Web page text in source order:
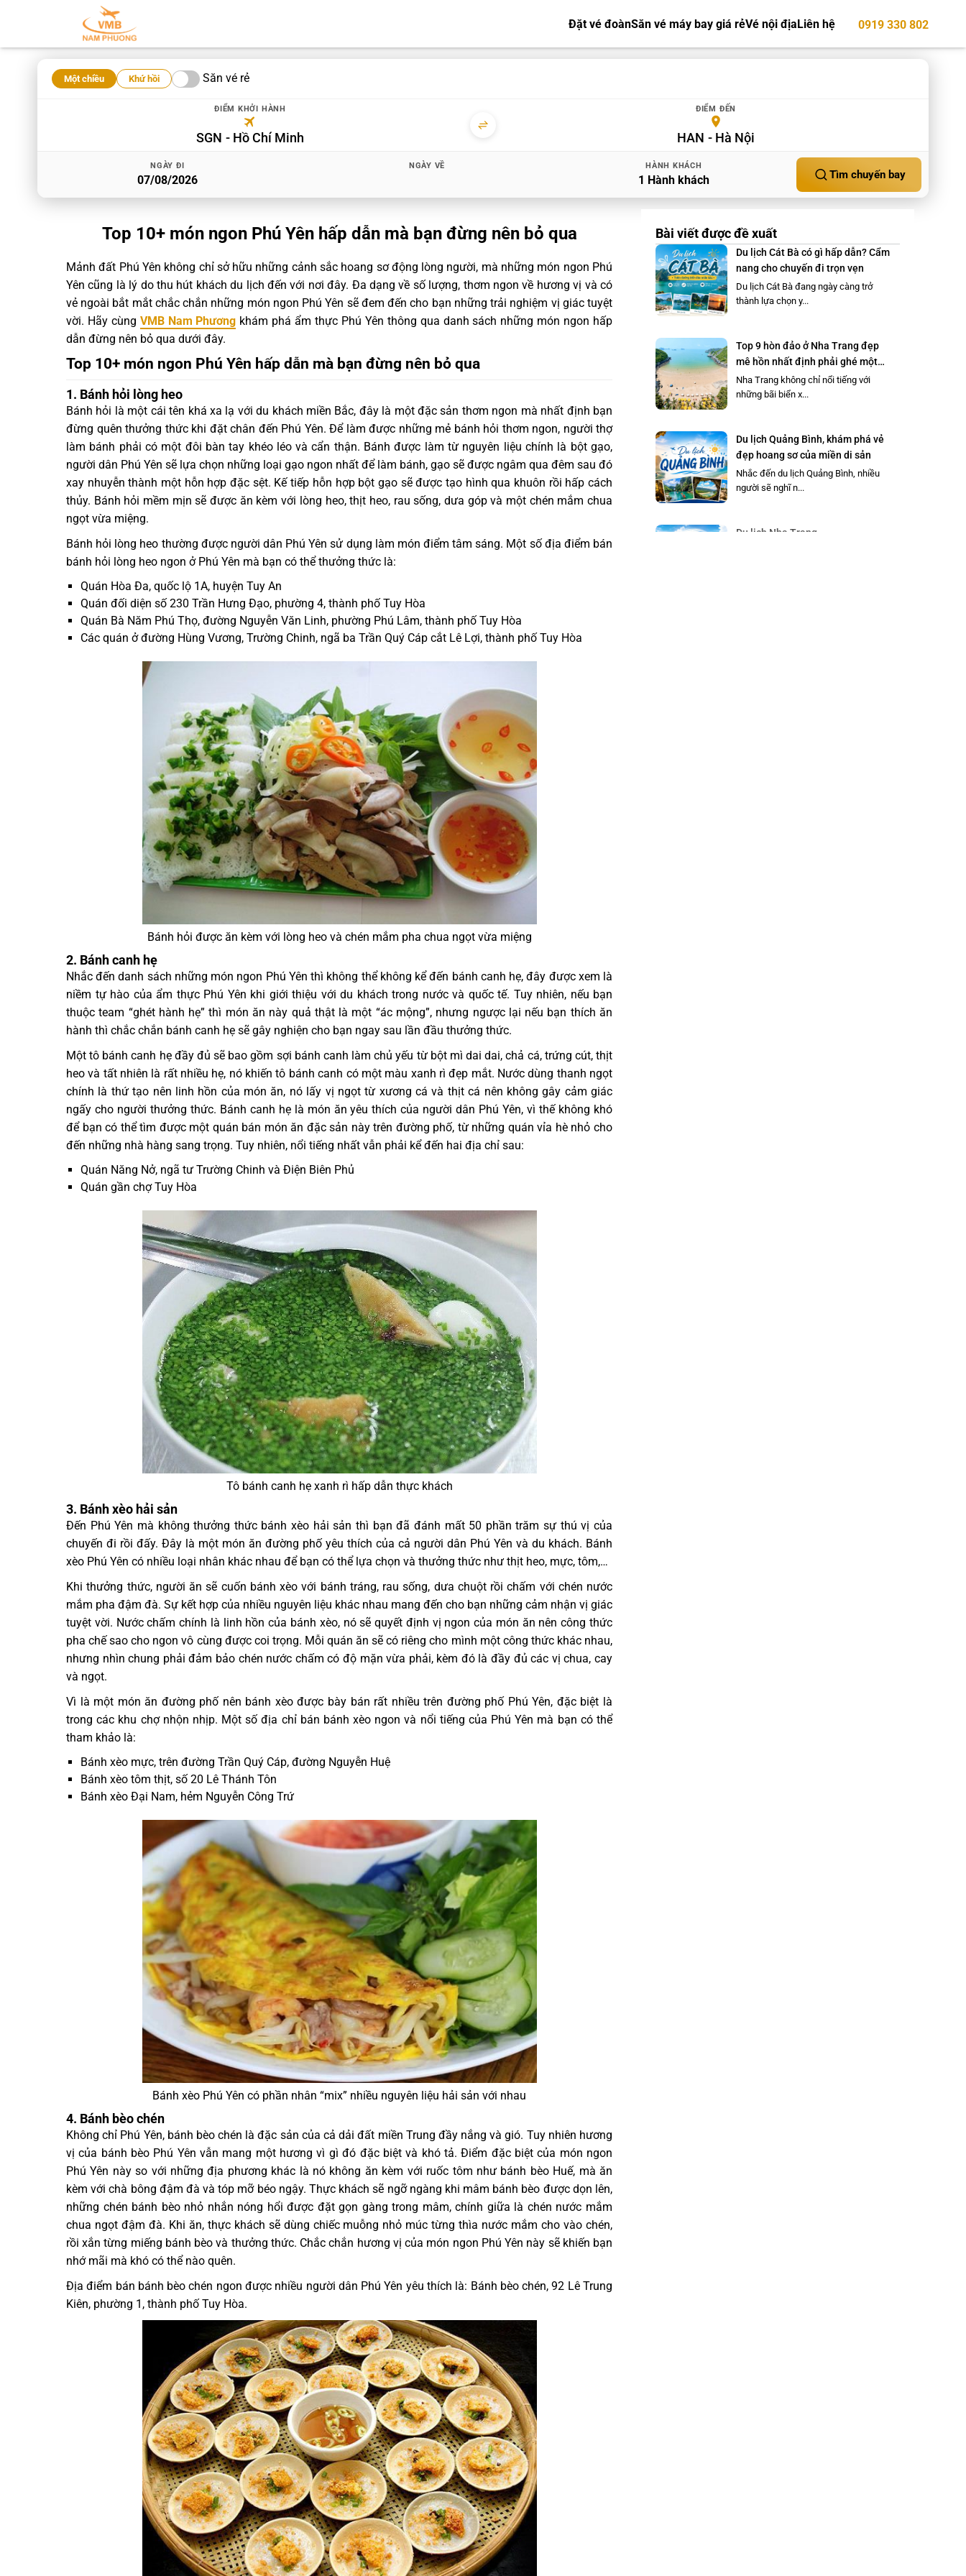
Đặt vé đoànSăn vé máy bay giá rẻVé nội địaLiên hệ 0919 330 802
Một chiều Khứ hồi Săn vé rẻ
ĐIỂM KHỞI HÀNH
SGN Hồ Chí Minh
ĐIỂM ĐẾN
HAN Hà Nội
NGÀY ĐI NGÀY VỀ HÀNH KHÁCH
1 Hành khách Tìm chuyến bay
Top 10+ món ngon Phú Yên hấp dẫn mà bạn đừng nên bỏ qua
Mảnh đất Phú Yên không chỉ sở hữu những cảnh sắc hoang sơ động lòng người, mà những món ngon Phú
Yên cũng là lý do thu hút khách du lịch đến với nơi đây. Đa dạng về số lượng, thơm ngon về hương vị và có
vẻ ngoài bắt mắt chắc chắn những món ngon Phú Yên sẽ đem đến cho bạn những trải nghiệm vị giác tuyệt
vời. Hãy cùng VMB Nam Phương khám phá ẩm thực Phú Yên thông qua danh sách những món ngon hấp
dẫn đừng nên bỏ qua dưới đây.
Top 10+ món ngon Phú Yên hấp dẫn mà bạn đừng nên bỏ qua
1. Bánh hỏi lòng heo
Bánh hỏi là một cái tên khá xa lạ với du khách miền Bắc, đây là một đặc sản thơm ngon mà nhất định bạn
đừng quên thưởng thức khi đặt chân đến Phú Yên. Để làm được những mẻ bánh hỏi thơm ngon, người thợ
làm bánh phải có một đôi bàn tay khéo léo và cẩn thận. Bánh được làm từ nguyên liệu chính là bột gạo,
người dân Phú Yên sẽ lựa chọn những loại gạo ngon nhất để làm bánh, gạo sẽ được ngâm qua đêm sau đó
xay nhuyễn thành một hỗn hợp đặc sệt. Kế tiếp hỗn hợp bột gạo sẽ được tạo hình qua khuôn rồi hấp cách
thủy. Bánh hỏi mềm mịn sẽ được ăn kèm với lòng heo, thịt heo, rau sống, dưa góp và một chén mắm chua
ngọt vừa miệng.
Bánh hỏi lòng heo thường được người dân Phú Yên sử dụng làm món điểm tâm sáng. Một số địa điểm bán
bánh hỏi lòng heo ngon ở Phú Yên mà bạn có thể thưởng thức là:
Quán Hòa Đa, quốc lộ 1A, huyện Tuy An
Quán đối diện số 230 Trần Hưng Đạo, phường 4, thành phố Tuy Hòa
Quán Bà Năm Phú Thọ, đường Nguyễn Văn Linh, phường Phú Lâm, thành phố Tuy Hòa
Các quán ở đường Hùng Vương, Trường Chinh, ngã ba Trần Quý Cáp cắt Lê Lợi, thành phố Tuy Hòa
Bánh hỏi được ăn kèm với lòng heo và chén mắm pha chua ngọt vừa miệng
2. Bánh canh hẹ
Nhắc đến danh sách những món ngon Phú Yên thì không thể không kể đến bánh canh hẹ, đây được xem là
niềm tự hào của ẩm thực Phú Yên khi giới thiệu với du khách trong nước và quốc tế. Tuy nhiên, nếu bạn
thuộc team “ghét hành hẹ” thì món ăn này quả thật là một “ác mộng”, nhưng ngược lại nếu bạn thích ăn
hành thì chắc chắn bánh canh hẹ sẽ gây nghiện cho bạn ngay sau lần đầu thưởng thức.
Một tô bánh canh hẹ đầy đủ sẽ bao gồm sợi bánh canh làm chủ yếu từ bột mì dai dai, chả cá, trứng cút, thịt
heo và tất nhiên là rất nhiều hẹ, nó khiến tô bánh canh có một màu xanh rì đẹp mắt. Nước dùng thanh ngọt
chính là thứ tạo nên linh hồn của món ăn, nó lấy vị ngọt từ xương cá và thịt cá nên không gây cảm giác
ngấy cho người thưởng thức. Bánh canh hẹ là món ăn yêu thích của người dân Phú Yên, vì thế không khó
để bạn có thể tìm được một quán bán món ăn đặc sản này trên đường phố, từ những quán vỉa hè nhỏ cho
đến những nhà hàng sang trọng. Tuy nhiên, nổi tiếng nhất vẫn phải kể đến hai địa chỉ sau:
Quán Năng Nở, ngã tư Trường Chinh và Điện Biên Phủ
Quán gần chợ Tuy Hòa
Tô bánh canh hẹ xanh rì hấp dẫn thực khách
3. Bánh xèo hải sản
Đến Phú Yên mà không thưởng thức bánh xèo hải sản thì bạn đã đánh mất 50 phần trăm sự thú vị của
chuyến đi rồi đấy. Đây là một món ăn đường phố yêu thích của cả người dân Phú Yên và du khách. Bánh
xèo Phú Yên có nhiều loại nhân khác nhau để bạn có thể lựa chọn và thưởng thức như thịt heo, mực, tôm,…
Khi thưởng thức, người ăn sẽ cuốn bánh xèo với bánh tráng, rau sống, dưa chuột rồi chấm với chén nước
mắm pha đậm đà. Sự kết hợp của nhiều nguyên liệu khác nhau mang đến cho bạn những cảm nhận vị giác
tuyệt vời. Nước chấm chính là linh hồn của bánh xèo, nó sẽ quyết định vị ngon của món ăn nên công thức
pha chế sao cho ngon vô cùng được coi trọng. Mỗi quán ăn sẽ có riêng cho mình một công thức khác nhau,
nhưng nhìn chung phải đảm bảo chén nước chấm có độ mặn vừa phải, kèm đó là đầy đủ các vị chua, cay
và ngọt.
Vì là một món ăn đường phố nên bánh xèo được bày bán rất nhiều trên đường phố Phú Yên, đặc biệt là
trong các khu chợ nhộn nhịp. Một số địa chỉ bán bánh xèo ngon và nổi tiếng của Phú Yên mà bạn có thể
tham khảo là:
Bánh xèo mực, trên đường Trần Quý Cáp, đường Nguyễn Huệ
Bánh xèo tôm thịt, số 20 Lê Thánh Tôn
Bánh xèo Đại Nam, hẻm Nguyễn Công Trứ
Bánh xèo Phú Yên có phần nhân “mix” nhiều nguyên liệu hải sản với nhau
4. Bánh bèo chén
Không chỉ Phú Yên, bánh bèo chén là đặc sản của cả dải đất miền Trung đầy nắng và gió. Tuy nhiên hương
vị của bánh bèo Phú Yên vẫn mang một hương vì gì đó đặc biệt và khó tả. Điểm đặc biệt của món ngon
Phú Yên này so với những địa phương khác là nó không ăn kèm với ruốc tôm như bánh bèo Huế, mà ăn
kèm với chà bông đậm đà và tóp mỡ béo ngậy. Thực khách sẽ ngỡ ngàng khi mâm bánh bèo được dọn lên,
những chén bánh bèo nhỏ nhắn nóng hổi được đặt gọn gàng trong mâm, chính giữa là chén nước mắm
chua ngọt đậm đà. Khi ăn, thực khách sẽ dùng chiếc muỗng nhỏ múc từng thìa nước mắm cho vào chén,
rồi xắn từng miếng bánh bèo và thưởng thức. Chắc chắn hương vị của món ngon Phú Yên này sẽ khiến bạn
nhớ mãi mà khó có thể nào quên.
Địa điểm bán bánh bèo chén ngon được nhiều người dân Phú Yên yêu thích là: Bánh bèo chén, 92 Lê Trung
Kiên, phường 1, thành phố Tuy Hòa.
Bài viết được đề xuất
Du lịch Cát Bà có gì hấp dẫn? Cẩm
nang cho chuyến đi trọn vẹn
Du lịch Cát Bà đang ngày càng trở
thành lựa chọn y...
Top 9 hòn đảo ở Nha Trang đẹp
mê hồn nhất định phải ghé một
lần
Nha Trang không chỉ nổi tiếng với
những bãi biển x...
Du lịch Quảng Bình, khám phá vẻ
đẹp hoang sơ của miền di sản
Nhắc đến du lịch Quảng Bình, nhiều
người sẽ nghĩ n...
Du lịch Nha Trang